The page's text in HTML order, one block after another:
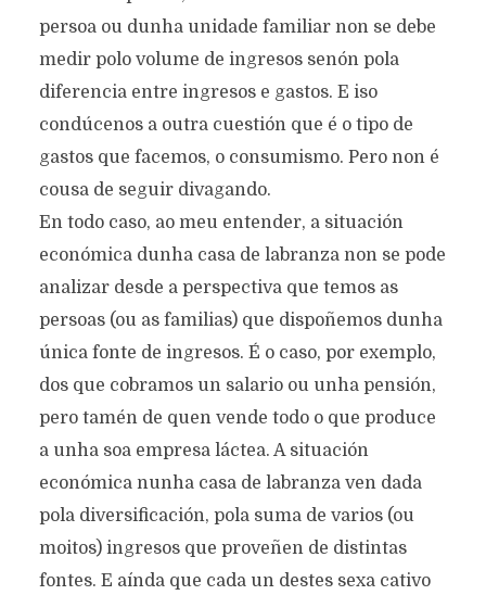
persoa ou dunha unidade familiar non se debe
medir polo volume de ingresos senón pola
diferencia entre ingresos e gastos. E iso
condúcenos a outra cuestión que é o tipo de
gastos que facemos, o consumismo. Pero non é
cousa de seguir divagando.
En todo caso, ao meu entender, a situación
económica dunha casa de labranza non se pode
analizar desde a perspectiva que temos as
persoas (ou as familias) que dispoñemos dunha
única fonte de ingresos. É o caso, por exemplo,
dos que cobramos un salario ou unha pensión,
pero tamén de quen vende todo o que produce
a unha soa empresa láctea. A situación
económica nunha casa de labranza ven dada
pola diversificación, pola suma de varios (ou
moitos) ingresos que proveñen de distintas
fontes. E aínda que cada un destes sexa cativo